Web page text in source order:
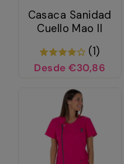
Casaca Sanidad
Cuello Mao II
(1)
Desde €30,86